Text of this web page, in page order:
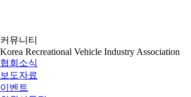
커뮤니티
Korea Recreational Vehicle Industry Association
협회소식
보도자료
이벤트